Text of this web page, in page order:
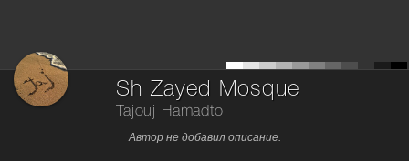
Sh Zayed Mosque
Tajouj Hamadto
Автор не добавил описание.